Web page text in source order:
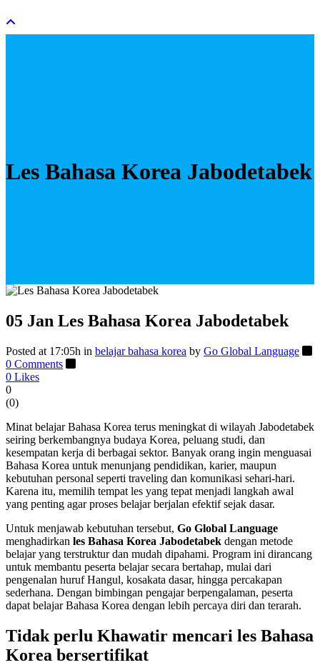
Les Bahasa Korea Jabodetabek
05 Jan Les Bahasa Korea Jabodetabek
Posted at 17:05h in belajar bahasa korea by Go Global Language
0 Comments
0 Likes
0
(0)
Minat belajar Bahasa Korea terus meningkat di wilayah Jabodetabek
seiring berkembangnya budaya Korea, peluang studi, dan
kesempatan kerja di berbagai sektor. Banyak orang ingin menguasai
Bahasa Korea untuk menunjang pendidikan, karier, maupun
kebutuhan personal seperti traveling dan komunikasi sehari-hari.
Karena itu, memilih tempat les yang tepat menjadi langkah awal
yang penting agar proses belajar berjalan efektif sejak dasar.
Untuk menjawab kebutuhan tersebut, Go Global Language
menghadirkan les Bahasa Korea Jabodetabek dengan metode
belajar yang terstruktur dan mudah dipahami. Program ini dirancang
untuk membantu peserta belajar secara bertahap, mulai dari
pengenalan huruf Hangul, kosakata dasar, hingga percakapan
sederhana. Dengan bimbingan pengajar berpengalaman, peserta
dapat belajar Bahasa Korea dengan lebih percaya diri dan terarah.
Tidak perlu Khawatir mencari les Bahasa
Korea bersertifikat